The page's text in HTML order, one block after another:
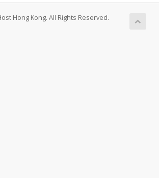
Hong Kong. All Rights Reserved.